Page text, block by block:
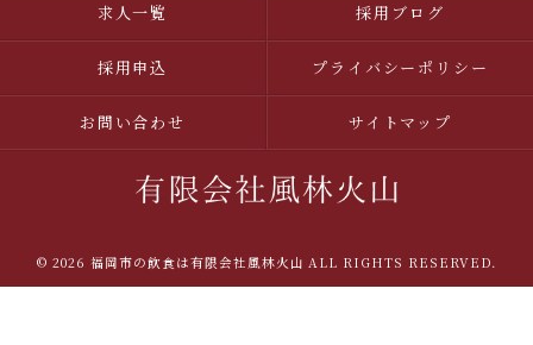
求人一覧 採用ブログ
採用申込 プライバシーポリシー
お問い合わせ サイトマップ
© 2026 福岡市の飲食は有限会社風林火山 ALL RIGHTS RESERVED.